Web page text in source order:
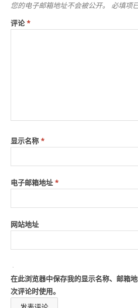
您的电子邮箱地址不会被公开。 必填项
评论*
显示名称*
电子邮箱地址*
网站地址
在此浏览器中保存我的显示名称、邮箱
次评论时使用。